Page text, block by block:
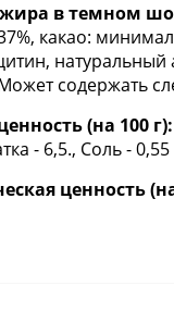
в темном
какао:
содержать
(на 100 г):
- 6,5., Соль - 0,55
ценность